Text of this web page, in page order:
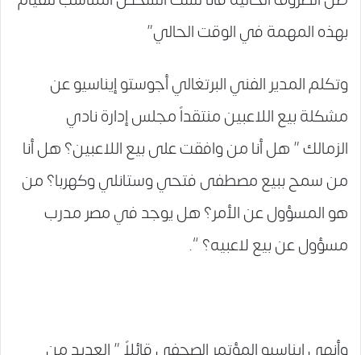
بهذه المهمة في الوقت الحالي”
وتكلم المدير الفني البرتغالي أجوستو إيناسيو عن
مشكلة بيع اللاعبين منتقداً مجلس إدارة نادي
الزمالك ” هل أنا من وافقت على بيع اللاعبين؟ هل أنا
من سمح ببيع مصطفى فتحي وستانلي وكهربا؟ من
هو المسؤول عن الأمر؟ هل يوجد في مصر مدرب
مسؤول عن بيع لاعبيه؟ “.